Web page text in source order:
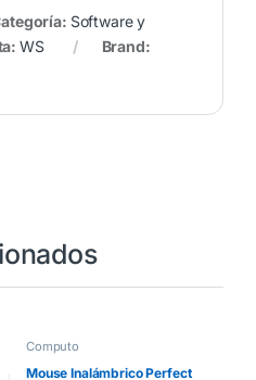
Software y
WS
Brand:
Computo
Mouse Inalámbrico Perfect